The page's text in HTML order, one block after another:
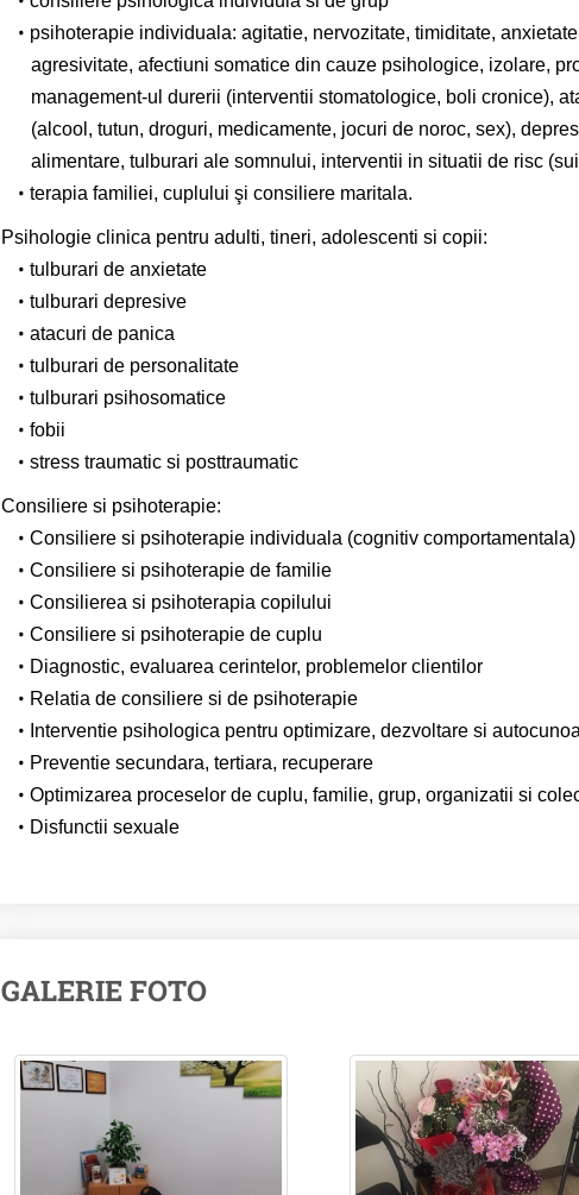
psihoterapie individuala: agitatie, nervozitate, timiditate,
agresivitate, afectiuni somatice din cauze psihologice, izolare,
management-ul durerii (interventii stomatologice, boli cronice),
(alcool, tutun, droguri, medicamente, jocuri de noroc, sex),
alimentare, tulburari ale somnului, interventii in situatii de risc
terapia familiei, cuplului şi consiliere maritala.
Psihologie clinica pentru adulti, tineri, adolescenti si copii:
tulburari de anxietate
tulburari depresive
atacuri de panica
tulburari de personalitate
tulburari psihosomatice
fobii
stress traumatic si posttraumatic
Consiliere si psihoterapie:
Consiliere si psihoterapie individuala (cognitiv comportamentala)
Consiliere si psihoterapie de familie
Consilierea si psihoterapia copilului
Consiliere si psihoterapie de cuplu
Diagnostic, evaluarea cerintelor, problemelor clientilor
Relatia de consiliere si de psihoterapie
Interventie psihologica pentru optimizare, dezvoltare si
Preventie secundara, tertiara, recuperare
Optimizarea proceselor de cuplu, familie, grup, organizatii si
Disfunctii sexuale
GALERIE FOTO